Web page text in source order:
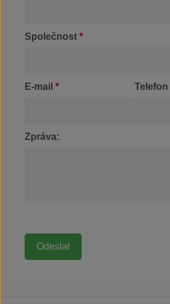
Společnost *
E-mail * Telefon
Zpráva: